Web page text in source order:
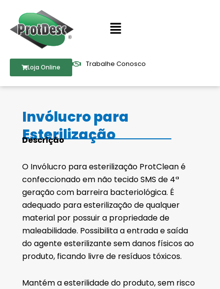
conteúdo
Menu
Loja Online Trabalhe Conosco
Invólucro para
Esterilização
Descrição
O Invólucro para esterilização ProtClean é
confeccionado em não tecido SMS de 4ª
geração com barreira bacteriológica. É
adequado para esterilização de qualquer
material por possuir a propriedade de
maleabilidade. Possibilita a entrada e saída
do agente esterilizante sem danos físicos ao
produto, ficando livre de resíduos tóxicos.
Mantém a esterilidade do produto, sem risco